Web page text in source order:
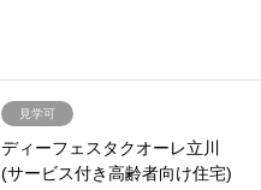
見学可
ディーフェスタクオーレ立川
(サービス付き高齢者向け住宅)